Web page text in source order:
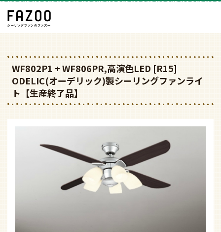
WF802P1 + WF806PR,高演色LED [R15]
ODELIC(オーデリック)製シーリングファンライ
ト【生産終了品】